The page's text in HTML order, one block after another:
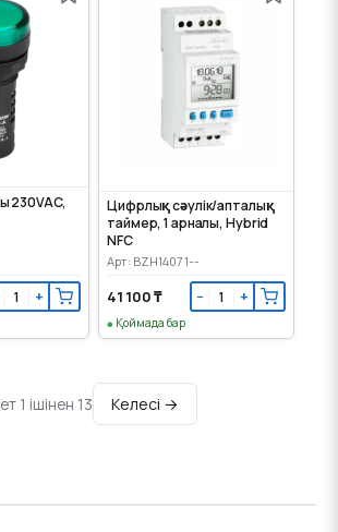
230VAC,
+
Цифрлық сәулік/апталық
таймер, 1 арналы, Hybrid
NFC
Арт: BZH14071--
41 100 ₸ − +
Қоймада бар
1 ішінен 13 Келесі →